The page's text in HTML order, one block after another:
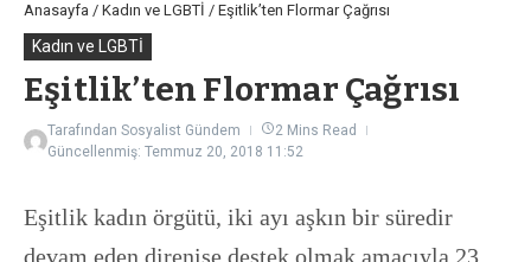
Anasayfa / Kadın ve LGBTİ / Eşitlik’ten Flormar Çağrısı
Kadın ve LGBTİ
Eşitlik’ten Flormar Çağrısı
Tarafından Sosyalist Gündem
2 Mins Read
Güncellenmiş: Temmuz 20, 2018 11:52
Eşitlik kadın örgütü, iki ayı aşkın bir süredir
devam eden direnişe destek olmak amacıyla 23